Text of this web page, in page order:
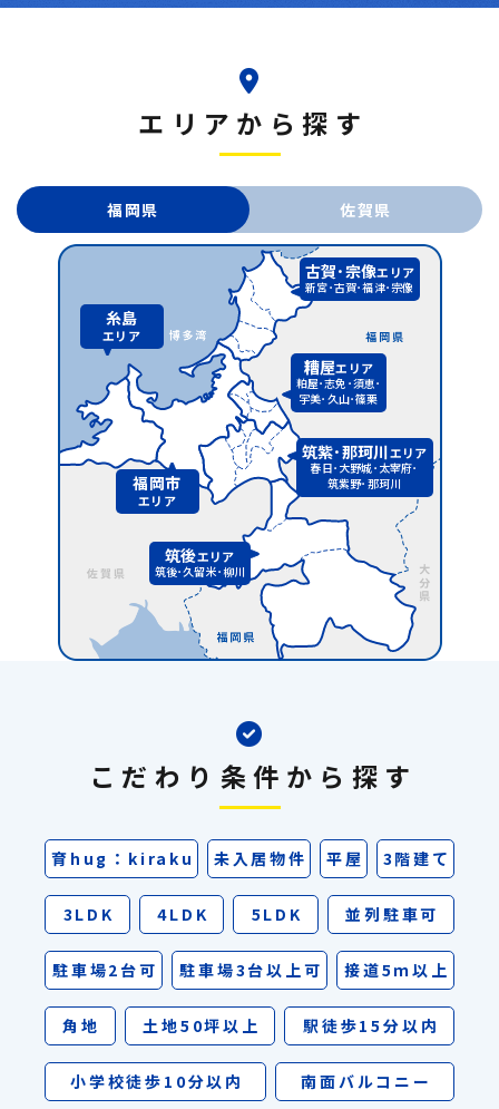
エリアから探す
福岡県 佐賀県
糸島
エリア
古賀･宗像エリア
新宮･古賀･福津･宗像
福岡市
エリア
糟屋エリア
粕屋･志免･須恵･
宇美･久山･篠栗
筑紫･那珂川エリア
春日･大野城･太宰府･
筑紫野･那珂川
筑後エリア
筑後･久留米･柳川
こだわり条件から探す
育hug：kiraku 未入居物件 平屋 3階建て
3LDK 4LDK 5LDK 並列駐車可
駐車場2台可 駐車場3台以上可 接道5ｍ以上
角地 土地50坪以上 駅徒歩15分以内
小学校徒歩10分以内 南面バルコニー